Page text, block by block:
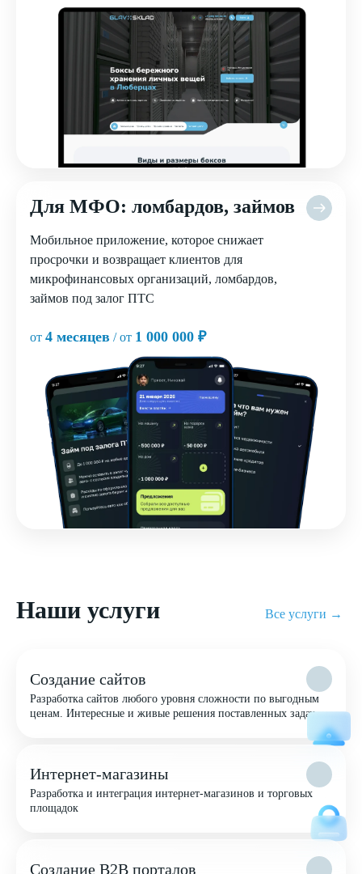
Для МФО: ломбардов, займов
Мобильное приложение, которое снижает
просрочки и возвращает клиентов для
микрофинансовых организаций, ломбардов,
займов под залог ПТС
от 4 месяцев / от 1 000 000 ₽
Наши услуги Все услуги →
Создание сайтов
Разработка сайтов любого уровня сложности по выгодным
ценам. Интересные и живые решения поставленных задач
Интернет-магазины
Разработка и интеграция интернет-магазинов и торговых
площадок
Создание B2B порталов